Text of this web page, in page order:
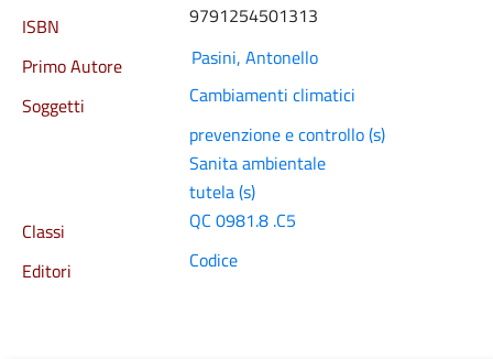
ISBN
9791254501313
Primo Autore
Pasini, Antonello
Soggetti
Cambiamenti climatici
prevenzione e controllo (s)
Sanita ambientale
tutela (s)
Classi
QC 0981.8 .C5
Editori
Codice